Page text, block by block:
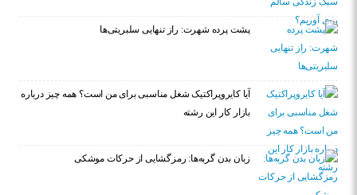
پشت پرده شهرت: راز تنهایی سلبریتی‌ها
آیا کایروپراکتیک شغل مناسبی برای من است؟ همه چیز درباره
بازار کار این رشته
زبان بدن گربه‌ها: رمزگشایی از حرکات موشکی